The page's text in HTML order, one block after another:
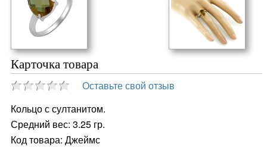
Карточка товара
Оставьте свой отзыв
Кольцо с султанитом.
Средний вес: 3.25 гр.
Код товара: Джеймс